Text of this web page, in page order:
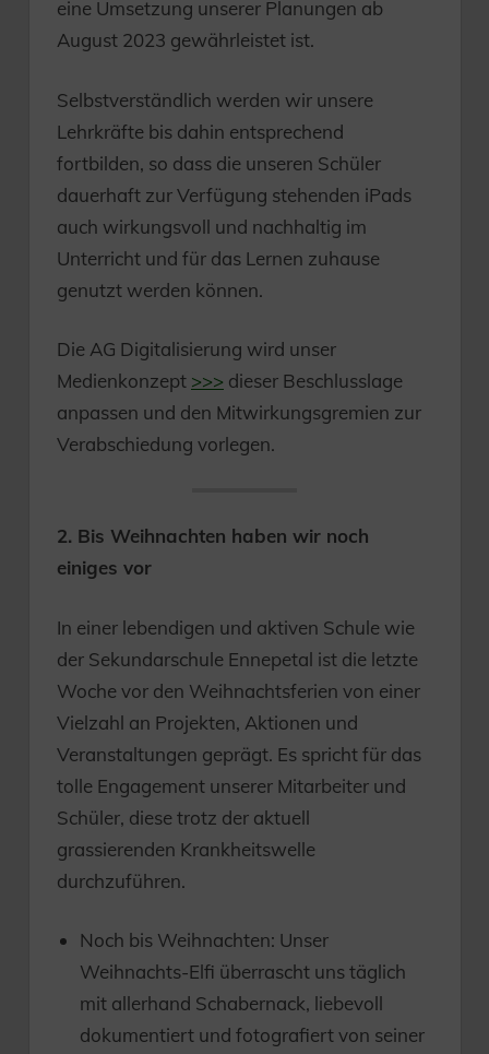
eine Umsetzung unserer Planungen ab
August 2023 gewährleistet ist.
Selbstverständlich werden wir unsere
Lehrkräfte bis dahin entsprechend
fortbilden, so dass die unseren Schüler
dauerhaft zur Verfügung stehenden iPads
auch wirkungsvoll und nachhaltig im
Unterricht und für das Lernen zuhause
genutzt werden können.
Die AG Digitalisierung wird unser
Medienkonzept >>> dieser Beschlusslage
anpassen und den Mitwirkungsgremien zur
Verabschiedung vorlegen.
2. Bis Weihnachten haben wir noch
einiges vor
In einer lebendigen und aktiven Schule wie
der Sekundarschule Ennepetal ist die letzte
Woche vor den Weihnachtsferien von einer
Vielzahl an Projekten, Aktionen und
Veranstaltungen geprägt. Es spricht für das
tolle Engagement unserer Mitarbeiter und
Schüler, diese trotz der aktuell
grassierenden Krankheitswelle
durchzuführen.
Noch bis Weihnachten: Unser
Weihnachts-Elfi überrascht uns täglich
mit allerhand Schabernack, liebevoll
dokumentiert und fotografiert von seiner